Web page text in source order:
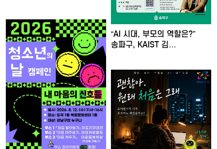
“AI 시대, 부모의 역할은?”
송파구, KAIST 김…